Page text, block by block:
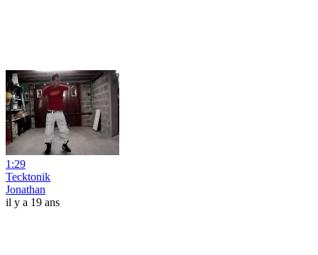
1:29
Tecktonik
Jonathan
il y a 19 ans